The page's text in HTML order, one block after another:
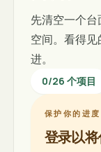
先清空一个
空间。看得
进。
0/26 个项目
保护你的进度
登录以将